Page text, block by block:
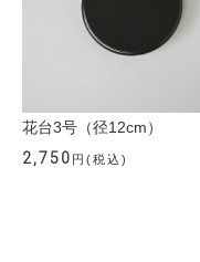
花台3号（径12cm）
2,750 円(税込)